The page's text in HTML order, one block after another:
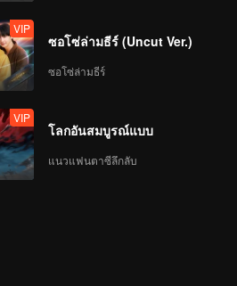
VIP
ซอโซ่ล่ามธีร์ (Uncut Ver.)
ซอโซ่ล่ามธีร์
VIP
โลกอันสมบูรณ์แบบ
แนวแฟนตาซีลึกลับ